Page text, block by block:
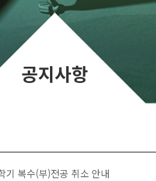
공지사항
기 복수(부)전공 취소 안내